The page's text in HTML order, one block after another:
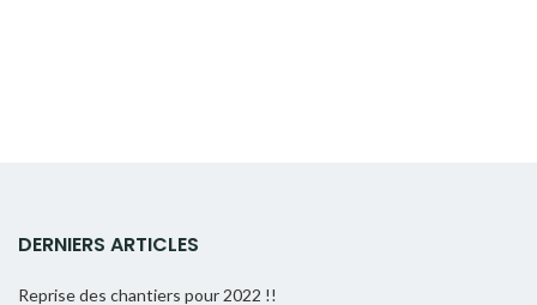
DERNIERS ARTICLES
Reprise des chantiers pour 2022 !!